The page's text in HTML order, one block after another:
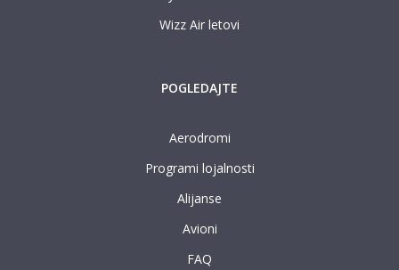
Wizz Air letovi
POGLEDAJTE
Aerodromi
Programi lojalnosti
Alijanse
Avioni
FAQ